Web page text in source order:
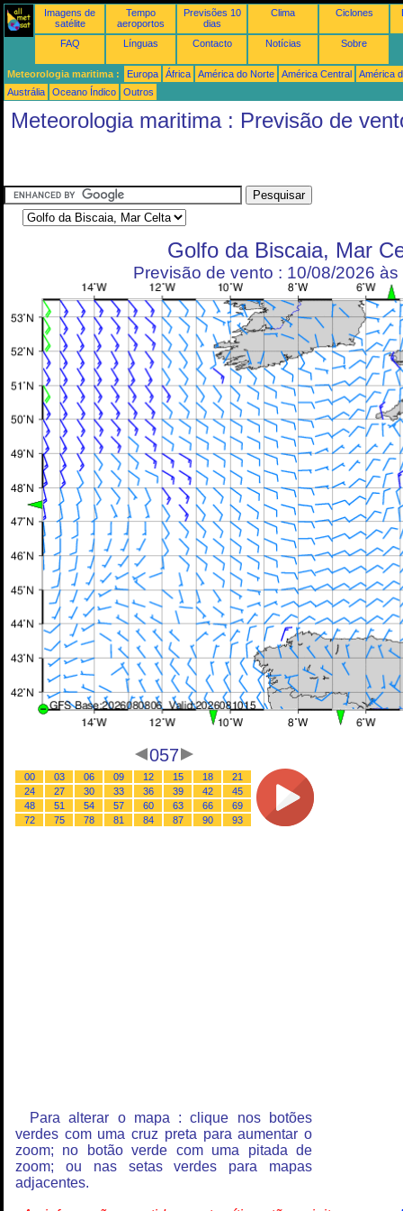
Imagens de
satélite
Tempo
aeroportos
Previsões 10
dias
Clima Ciclones
FAQ Línguas Contacto Notícias Sobre
Meteorologia maritima : Europa África América do Norte América Central
América
Austrália
Oceano Índico Outros
Meteorologia maritima : Previsão de
Golfo da Biscaia, Mar
Previsão de vento : 10/08/2026 às
057
00 03 06 09 12 15 18
21
24
27 30 33 36 39 42
45
48
51 54 57 60 63 66
69
72
75 78 81 84 87 90 93
Para alterar o mapa : clique nos botões
verdes com uma cruz preta para aumentar o
zoom; no botão verde com uma pitada de
zoom; ou nas setas verdes para mapas
adjacentes.